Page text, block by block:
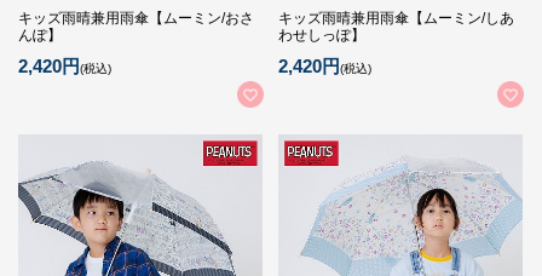
キッズ雨晴兼用雨傘【ムーミン/おさ
んぽ】
2,420円(税込)
キッズ雨晴兼用雨傘【ムーミン/しあ
わせしっぽ】
2,420円(税込)